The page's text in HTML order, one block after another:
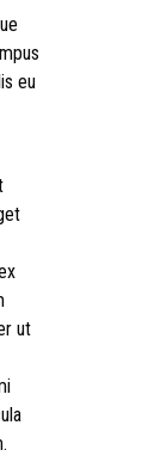
eu
ut